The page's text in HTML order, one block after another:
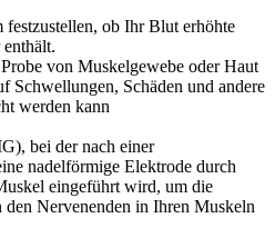
festzustellen, ob Ihr Blut erhöhte
von Muskelgewebe oder Haut
Schwellungen, Schäden und andere
werden kann
bei der nach einer
nadelförmige Elektrode durch
eingeführt wird, um die
den Nervenenden in Ihren Muskeln